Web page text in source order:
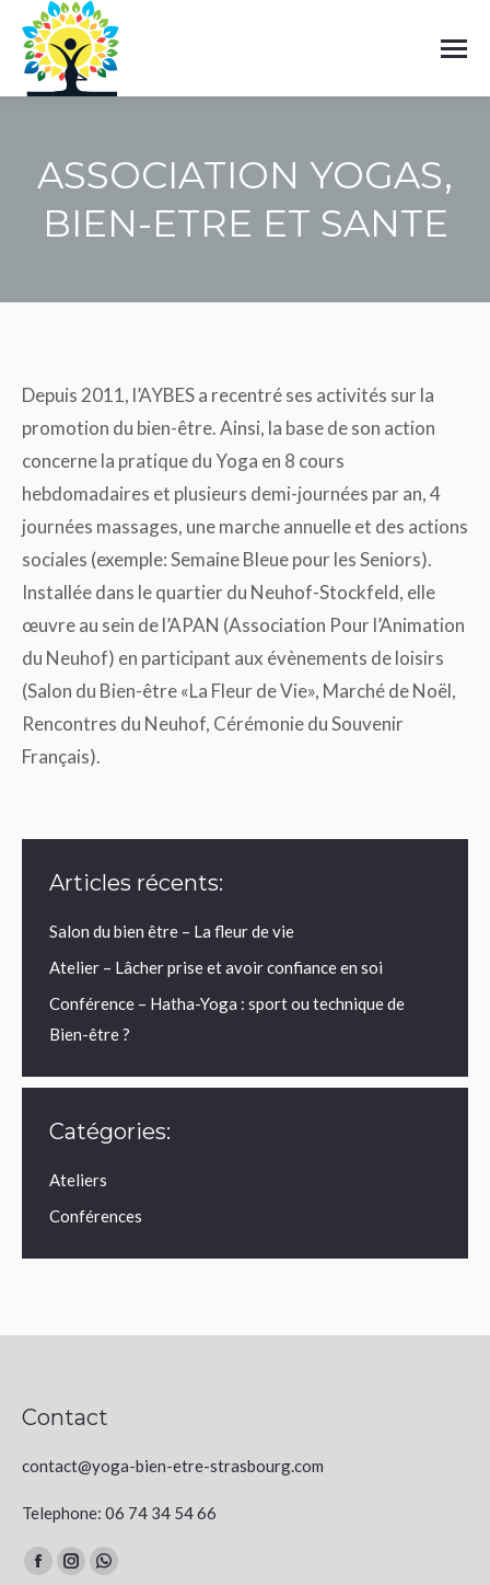
ASSOCIATION YOGAS,
BIEN-ETRE ET SANTE
Depuis 2011, l’AYBES a recentré ses activités sur la
promotion du bien-être. Ainsi, la base de son action
concerne la pratique du Yoga en 8 cours
hebdomadaires et plusieurs demi-journées par an, 4
journées massages, une marche annuelle et des actions
sociales (exemple: Semaine Bleue pour les Seniors).
Installée dans le quartier du Neuhof-Stockfeld, elle
œuvre au sein de l’APAN (Association Pour l’Animation
du Neuhof) en participant aux évènements de loisirs
(Salon du Bien-être «La Fleur de Vie», Marché de Noël,
Rencontres du Neuhof, Cérémonie du Souvenir
Français).
Articles récents:
Salon du bien être – La fleur de vie
Atelier – Lâcher prise et avoir confiance en soi
Conférence – Hatha-Yoga : sport ou technique de
Bien-être ?
Catégories:
Ateliers
Conférences
Contact
contact@yoga-bien-etre-strasbourg.com
Telephone: 06 74 34 54 66
Trouvez nous sur :
Facebook
InstagramWhatsapp